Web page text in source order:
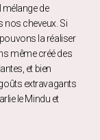
mélange de
nos cheveux. Si
la réaliser
même créé des
et bien
extravagants
le Mindu et